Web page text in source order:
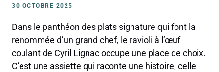
30 OCTOBRE 2025
Dans le panthéon des plats signature qui font la
renommée d’un grand chef, le ravioli à l’œuf
coulant de Cyril Lignac occupe une place de choix.
C’est une assiette qui raconte une histoire, celle